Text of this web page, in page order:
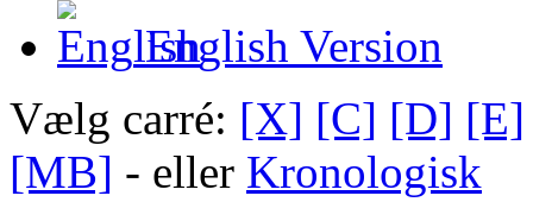
English Version
Vælg carré: [X] [C] [D] [E]
[MB] - eller Kronologisk